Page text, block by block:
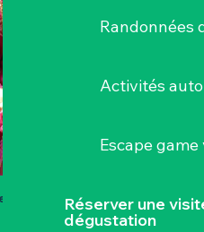
Randonnées
Activités
Escape
Réserver une
dégustation